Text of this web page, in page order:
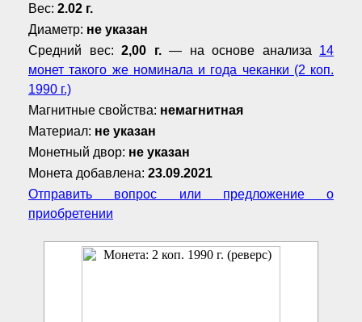
Вес: 2.02 г.
Диаметр: не указан
Средний вес: 2,00 г.— на основе анализа 14
монет такого же номинала и года чеканки (2 коп.
1990 г.)
Магнитные свойства: немагнитная
Материал: не указан
Монетный двор: не указан
Монета добавлена: 23.09.2021
Отправить вопрос или предложение о
приобретении